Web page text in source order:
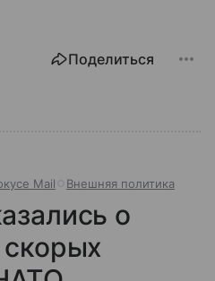
Поделиться
Mail Внешняя политика
о